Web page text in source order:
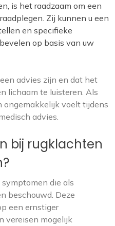
is het raadzaam om een
Zij kunnen u een
en specifieke
op basis van uw
advies zijn en dat het
lichaam te luisteren. Als
ongemakkelijk voelt tijdens
advies.
bij rugklachten
die als
beschouwd. Deze
een ernstiger
vereisen mogelijk